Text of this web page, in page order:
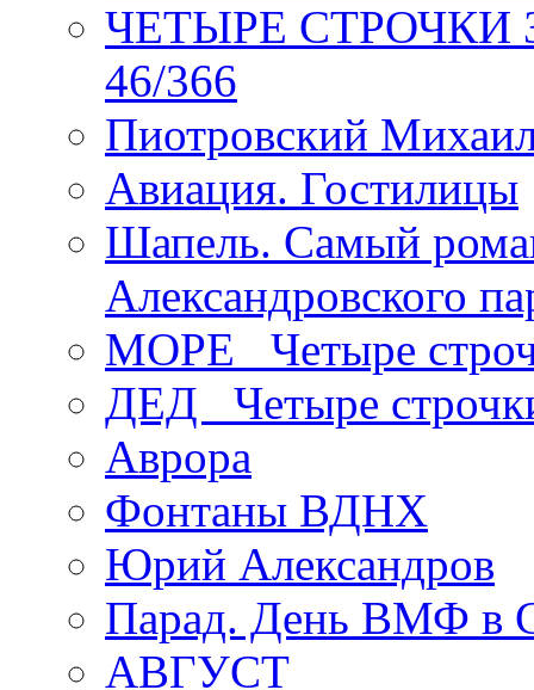
ЧЕТЫРЕ СТРОЧКИ
46/366
Пиотровский
Авиация. Гостилицы
Шапель. Самый
Александровского
МОРЕ _Четыре
ДЕД _Четыре
Аврора
Фонтаны ВДНХ
Юрий Александров
Парад. День ВМФ в
АВГУСТ